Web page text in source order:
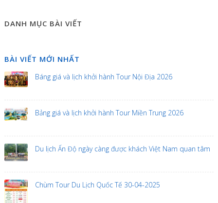
DANH MỤC BÀI VIẾT
BÀI VIẾT MỚI NHẤT
Báng giá và lịch khởi hành Tour Nội Địa 2026
Bảng giá và lịch khởi hành Tour Miền Trung 2026
Du lịch Ấn Độ ngày càng được khách Việt Nam quan tâm
Chùm Tour Du Lịch Quốc Tế 30-04-2025